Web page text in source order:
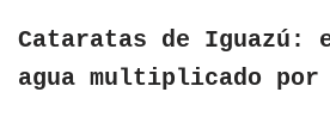
Cataratas de Iguazú:
agua multiplicado por